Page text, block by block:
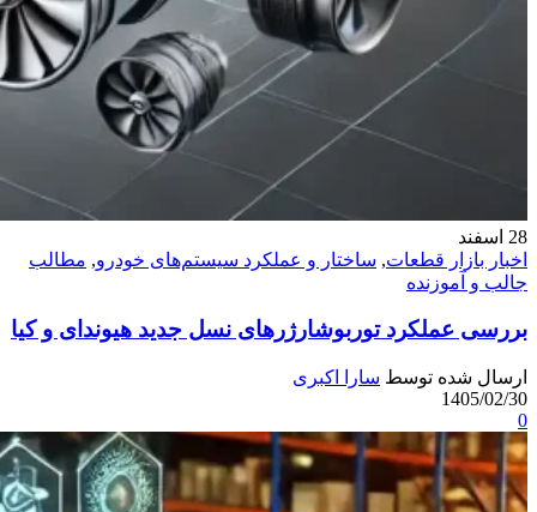
28 اسفند
اخبار بازار قطعات, ساختار و عملکرد سیستم‌های خودرو, مطالب
جالب و آموزنده
بررسی عملکرد توربوشارژرهای نسل جدید هیوندای و کیا
ارسال شده توسط سارا اکبری
1405/02/30
0